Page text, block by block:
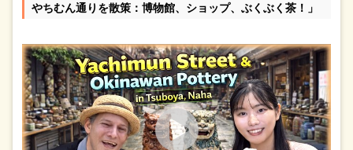
やちむん通りを散策：博物館、ショップ、ぶくぶく茶！」